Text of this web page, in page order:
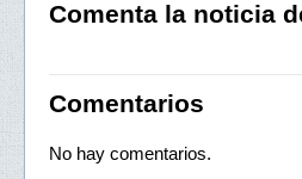
Comenta la noticia
Comentarios
No hay comentarios.